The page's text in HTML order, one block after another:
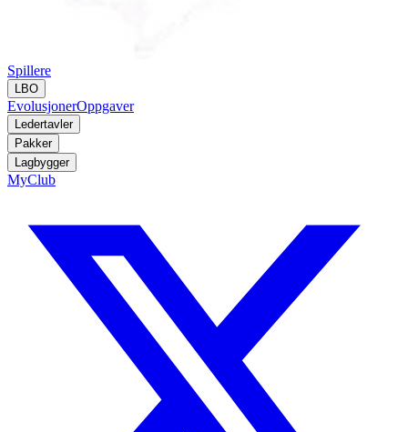
Spillere
LBO
EvolusjonerOppgaver
Ledertavler
Pakker
Lagbygger
MyClub